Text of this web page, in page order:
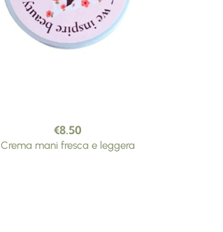
€8.50
Crema mani fresca e leggera